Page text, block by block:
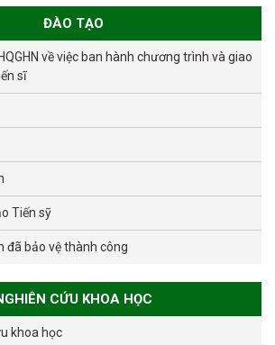
ĐÀO TẠO
về việc ban hành chương trình và giao
sĩ
Tiến sỹ
đã bảo vệ thành công
CỨU KHOA HỌC
khoa học